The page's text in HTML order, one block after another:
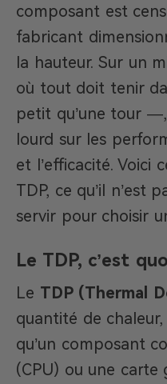
composant est
fabricant
la hauteur. Sur un
où tout doit tenir
petit qu’une tour
lourd sur les
et l’efficacité. Voici
TDP, ce qu’il n’est
servir pour choisir
Le TDP, c’est
Le TDP (Thermal
quantité de
qu’un composant
(CPU) ou une carte